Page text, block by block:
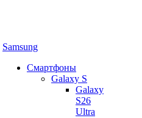
Samsung
Смартфоны
Galaxy S
Galaxy
S26
Ultra